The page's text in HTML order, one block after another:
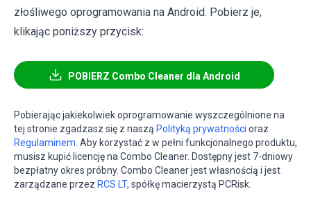
złośliwego oprogramowania na Android. Pobierz je,
klikając poniższy przycisk:
POBIERZ Combo Cleaner dla Android
Pobierając jakiekolwiek oprogramowanie wyszczególnione na
tej stronie zgadzasz się z naszą Polityką prywatności oraz
Regulaminem . Aby korzystać z w pełni funkcjonalnego produktu,
musisz kupić licencję na Combo Cleaner. Dostępny jest 7-dniowy
bezpłatny okres próbny. Combo Cleaner jest własnością i jest
zarządzane przez RCS LT, spółkę macierzystą PCRisk.